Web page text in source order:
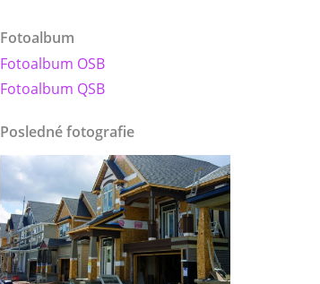
Fotoalbum
Fotoalbum OSB
Fotoalbum QSB
Posledné fotografie